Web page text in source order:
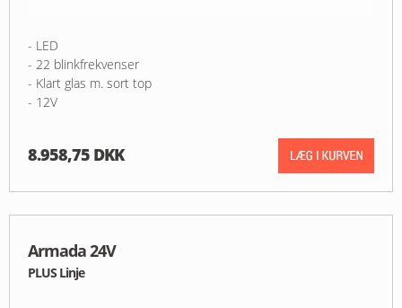
- LED
- 22 blinkfrekvenser
- Klart glas m. sort top
- 12V
8.958,75 DKK
Armada 24V
PLUS Linje